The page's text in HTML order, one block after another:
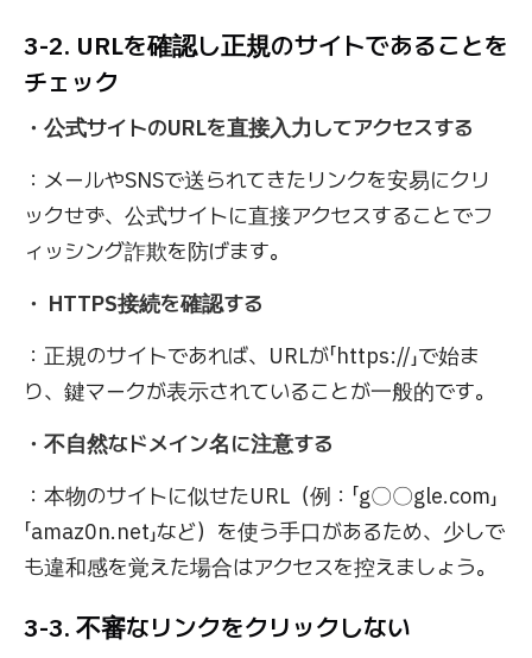
3-2. URLを確認し正規のサイトであることを
チェック
・公式サイトのURLを直接入力してアクセスする
：メールやSNSで送られてきたリンクを安易にクリ
ックせず、公式サイトに直接アクセスすることでフ
ィッシング詐欺を防げます。
・ HTTPS接続を確認する
：正規のサイトであれば、URLが「https://」で始ま
り、鍵マークが表示されていることが一般的です。
・不自然なドメイン名に注意する
：本物のサイトに似せたURL（例：「g〇〇gle.com」
「amaz0n.net」など）を使う手口があるため、少しで
も違和感を覚えた場合はアクセスを控えましょう。
3-3. 不審なリンクをクリックしない